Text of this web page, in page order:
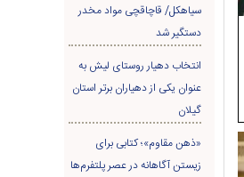
سیاهکل/ قاچاقچی مواد مخدر
دستگیر شد
انتخاب دهیار روستای لیش به
عنوان یکی از دهیاران برتر استان
گیلان
«ذهن مقاوم»؛ کتابی برای
زیستن آگاهانه در عصر پلتفرم‌ها